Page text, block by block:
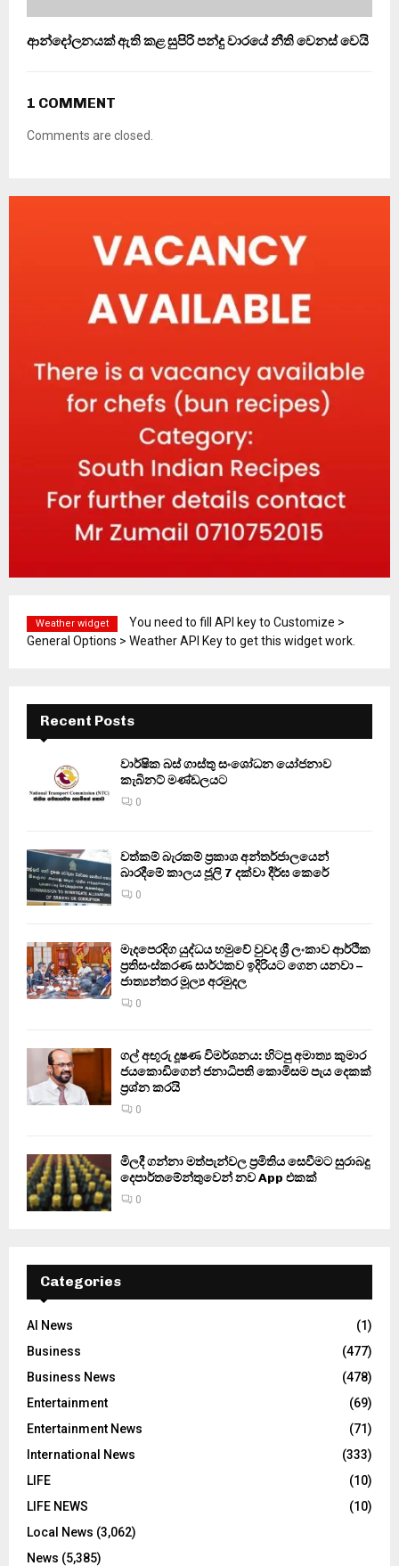
ආන්දෝලනයක් ඇති කළ සුපිරි පන්දු වාරයේ නීති වෙනස් වෙයි
1 COMMENT
Comments are closed.
Weather widget
You need to fill API key to Customize >
General Options > Weather API Key to get this widget work.
Recent Posts
වාර්ෂික බස් ගාස්තු සංශෝධන යෝජනාව
කැබිනට් මණ්ඩලයට
0
වත්කම් බැරකම් ප්‍රකාශ අන්තර්ජාලයෙන්
බාරදීමේ කාලය ජූලි 7 දක්වා දීර්ඝ කෙරේ
0
මැදපෙරදිග යුද්ධය හමුවේ වුවද ශ්‍රී ලංකාව ආර්ථික
ප්‍රතිසංස්කරණ සාර්ථකව ඉදිරියට ගෙන යනවා –
ජාත්‍යන්තර මූල්‍ය අරමුදල
0
ගල් අඟුරු දූෂණ විමර්ශනය: හිටපු අමාත්‍ය කුමාර
ජයකොඩිගෙන් ජනාධිපති කොමිසම පැය දෙකක්
ප්‍රශ්න කරයි
0
මිලදී ගන්නා මත්පැන්වල ප්‍රමිතිය සෙවීමට සුරාබදු
දෙපාර්තමේන්තුවෙන් නව App එකක්
0
Categories
AI News
(1)
Business
(477)
Business News
(478)
Entertainment
(69)
Entertainment News
(71)
International News
(333)
LIFE
(10)
LIFE NEWS
(10)
Local News (3,062)
News (5,385)